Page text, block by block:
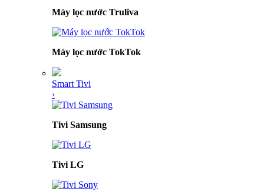
Máy lọc nước Truliva
Máy lọc nước TokTok
Smart Tivi
›
Tivi Samsung
Tivi LG